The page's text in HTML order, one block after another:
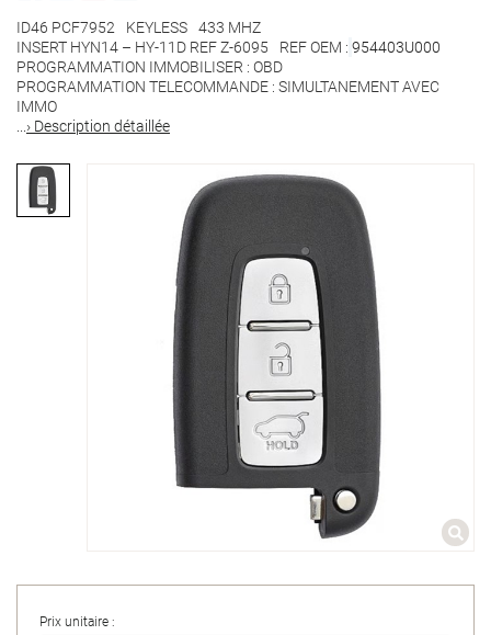
ID46 PCF7952 KEYLESS
433 MHZ
INSERT HYN14 – HY-11D REF Z-6095
REF OEM : 954403U000
PROGRAMMATION IMMOBILISER : OBD
PROGRAMMATION TELECOMMANDE : SIMULTANEMENT AVEC
IMMO
› Description détaillée
Prix unitaire :